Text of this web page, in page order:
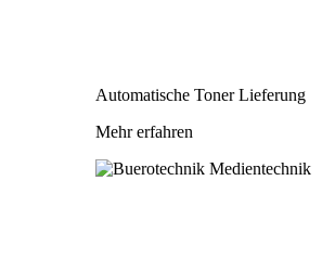
Automatische Toner Lieferung
Mehr erfahren